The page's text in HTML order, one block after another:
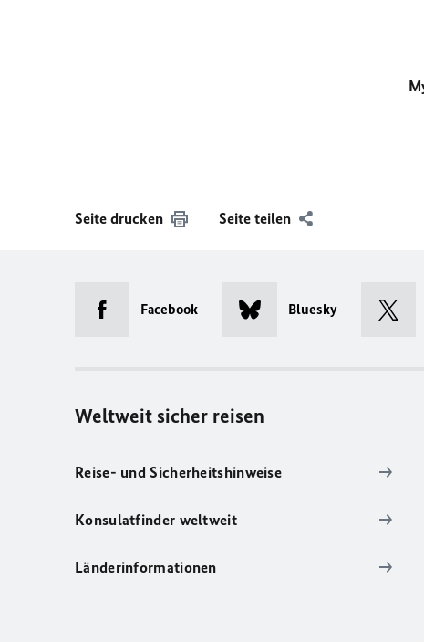
Seite drucken Seite teilen
Facebook Bluesky
Weltweit sicher reisen
Reise- und Sicherheitshinweise
Konsulatfinder weltweit
Länderinformationen